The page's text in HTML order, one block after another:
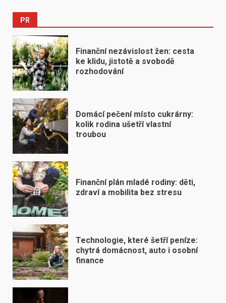
PR
Finanční nezávislost žen: cesta
ke klidu, jistotě a svobodě
rozhodování
Domácí pečení místo cukrárny:
kolik rodina ušetří vlastní
troubou
Finanční plán mladé rodiny: děti,
zdraví a mobilita bez stresu
Technologie, které šetří peníze:
chytrá domácnost, auto i osobní
finance